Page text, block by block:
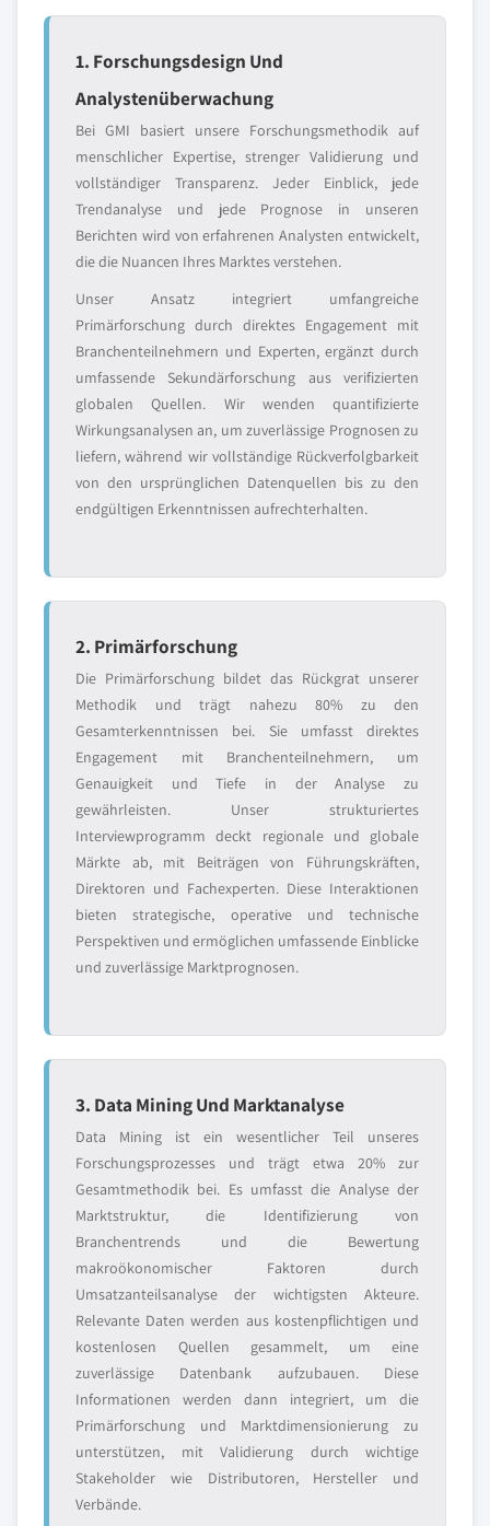
1. Forschungsdesign Und
Analystenüberwachung
Bei GMI basiert unsere Forschungsmethodik auf
menschlicher Expertise, strenger Validierung und
vollständiger Transparenz. Jeder Einblick, jede
Trendanalyse und jede Prognose in unseren
Berichten wird von erfahrenen Analysten entwickelt,
die die Nuancen Ihres Marktes verstehen.
Unser Ansatz integriert umfangreiche
Primärforschung durch direktes Engagement mit
Branchenteilnehmern und Experten, ergänzt durch
umfassende Sekundärforschung aus verifizierten
globalen Quellen. Wir wenden quantifizierte
Wirkungsanalysen an, um zuverlässige Prognosen zu
liefern, während wir vollständige Rückverfolgbarkeit
von den ursprünglichen Datenquellen bis zu den
endgültigen Erkenntnissen aufrechterhalten.
2. Primärforschung
Die Primärforschung bildet das Rückgrat unserer
Methodik und trägt nahezu 80% zu den
Gesamterkenntnissen bei. Sie umfasst direktes
Engagement mit Branchenteilnehmern, um
Genauigkeit und Tiefe in der Analyse zu
gewährleisten. Unser strukturiertes
Interviewprogramm deckt regionale und globale
Märkte ab, mit Beiträgen von Führungskräften,
Direktoren und Fachexperten. Diese Interaktionen
bieten strategische, operative und technische
Perspektiven und ermöglichen umfassende Einblicke
und zuverlässige Marktprognosen.
3. Data Mining Und Marktanalyse
Data Mining ist ein wesentlicher Teil unseres
Forschungsprozesses und trägt etwa 20% zur
Gesamtmethodik bei. Es umfasst die Analyse der
Marktstruktur, die Identifizierung von
Branchentrends und die Bewertung
makroökonomischer Faktoren durch
Umsatzanteilsanalyse der wichtigsten Akteure.
Relevante Daten werden aus kostenpflichtigen und
kostenlosen Quellen gesammelt, um eine
zuverlässige Datenbank aufzubauen. Diese
Informationen werden dann integriert, um die
Primärforschung und Marktdimensionierung zu
unterstützen, mit Validierung durch wichtige
Stakeholder wie Distributoren, Hersteller und
Verbände.